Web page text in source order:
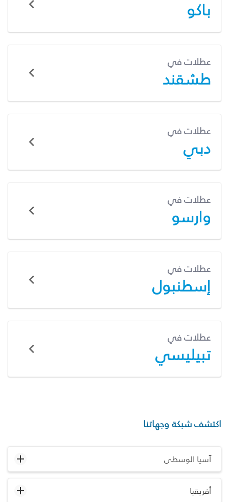
باكو
عطلات في
طشقند
عطلات في
دبي
عطلات في
وارسو
عطلات في
إسطنبول
عطلات في
تبيليسي
اكتشف شبكة وجهاتنا
آسيا الوسطى
أفريقيا